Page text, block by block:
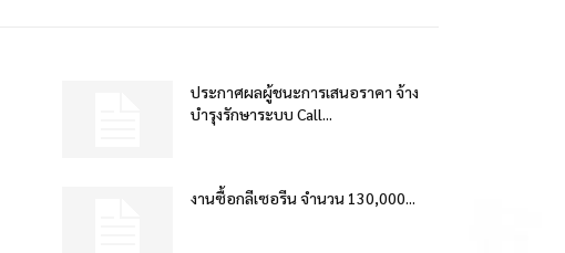
ประกาศผลผู้ชนะการเสนอราคา จ้าง
บำรุงรักษาระบบ Call...
งานซื้อกลีเซอรีน จำนวน 130,000...